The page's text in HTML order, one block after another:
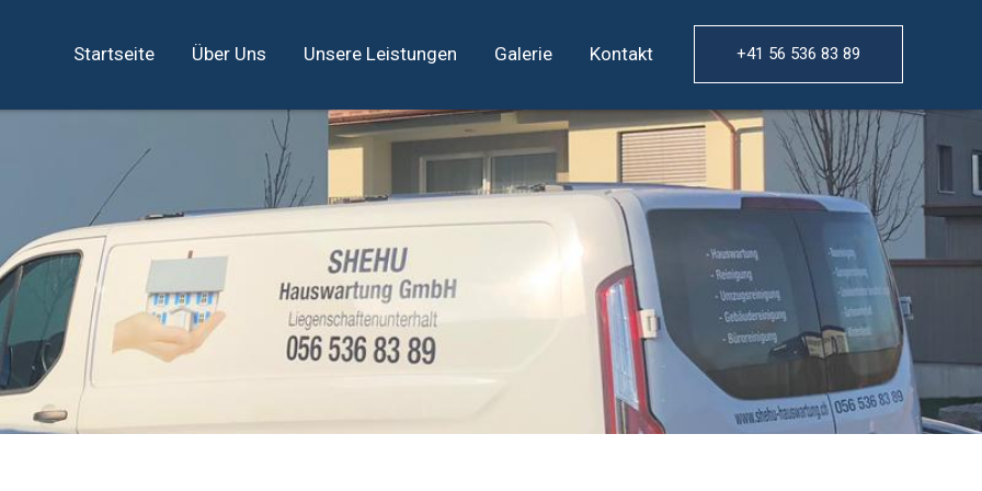
Startseite Über Uns Unsere Leistungen Galerie Kontakt +41 56 536 83 89